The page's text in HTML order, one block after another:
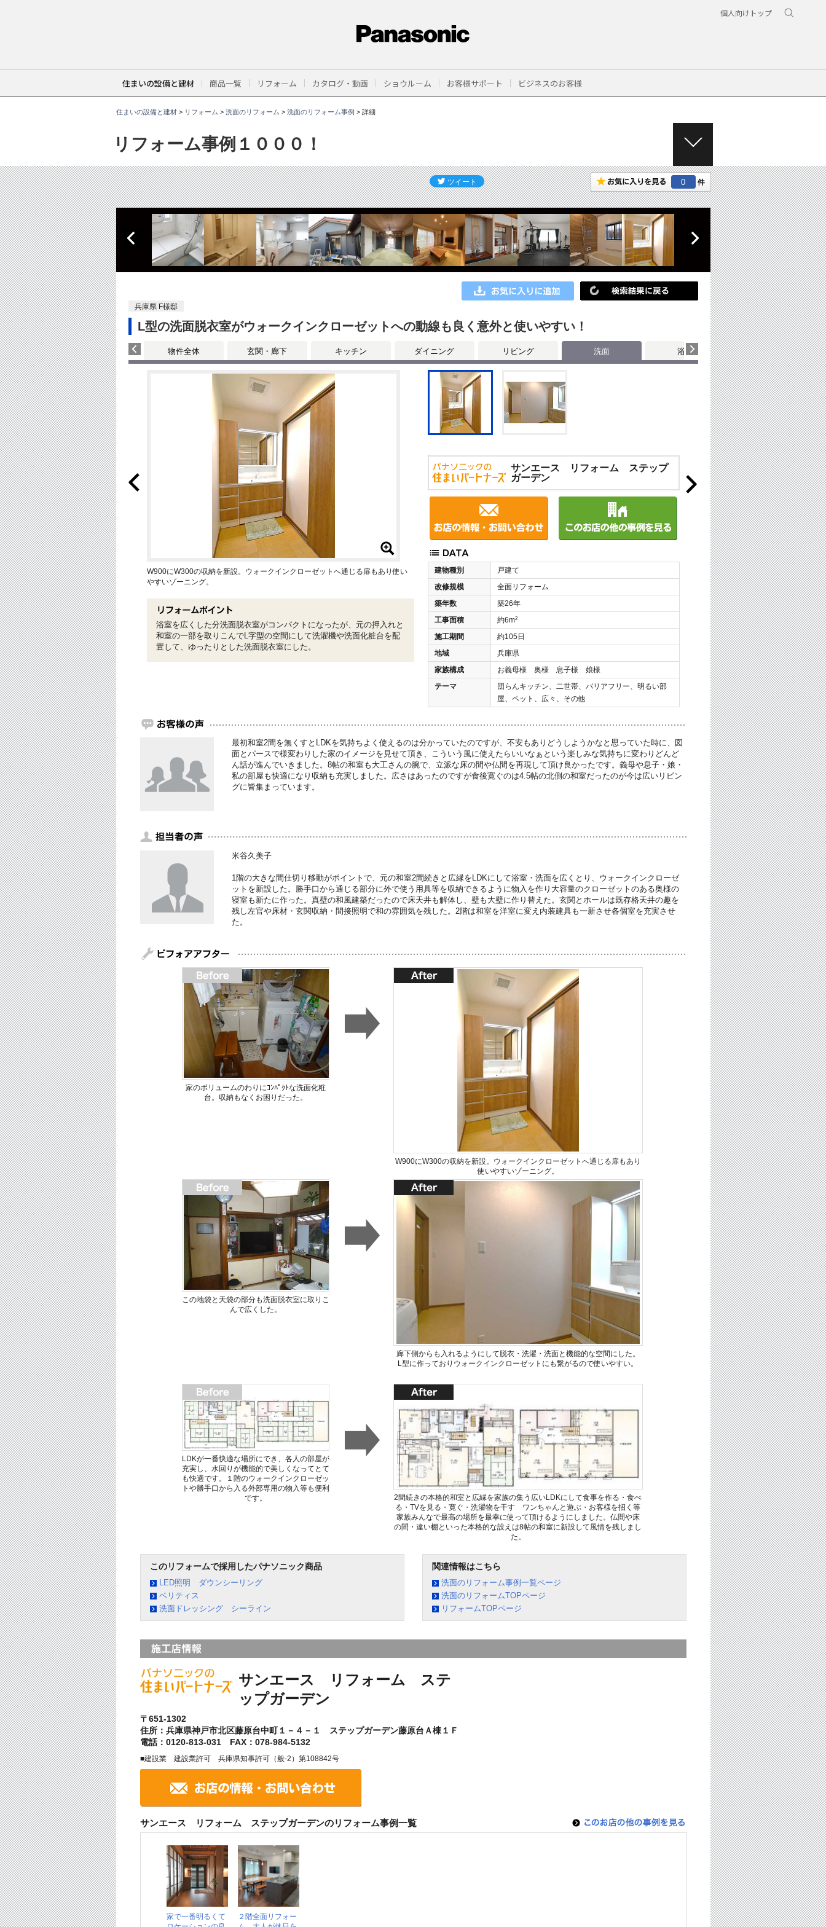
個人向けトップ
住まいの設備と建材 商品一覧 リフォーム カタログ・動画 ショウルーム お客様サポート ビジネスのお客様
住まいの設備と建材> リフォーム > 洗面のリフォーム > 洗面のリフォーム事例 > 詳細
リフォーム事例１０００！
E
N
。
0
兵庫県 F様邸
L型の洗面脱衣室がウォークインクローゼットへの動線も良く意外と使いやすい！
物件全体 玄関・廊下 キッチン ダイニング リビング 洗面 浴室 子供部屋・玄関・廊下
サンエース リフォーム ステップ
ガーデン
建物種別
戸建て
改修規模
全面リフォーム
築年数
築26年
工事面積
約6m2
施工期間
約105日
地域
兵庫県
家族構成
お義母様 奥様 息子様 娘様
テーマ
団らんキッチン、二世帯、バリアフリー、明るい部
屋、ペット、広々、その他
W900にW300の収納を新設。ウォークインクローゼットへ通じる扉もあり使い
やすいゾーニング。
浴室を広くした分洗面脱衣室がコンパクトになったが、元の押入れと
和室の一部を取りこんでL字型の空間にして洗濯機や洗面化粧台を配
置して、ゆったりとした洗面脱衣室にした。
最初和室2間を無くすとLDKを気持ちよく使えるのは分かっていたのですが、不安もありどうしようかなと思っていた時に、図
面とパースで様変わりした家のイメージを見せて頂き、こういう風に使えたらいいなぁという楽しみな気持ちに変わりどんど
ん話が進んでいきました。8帖の和室も大工さんの腕で、立派な床の間や仏間を再現して頂け良かったです。義母や息子・娘・
私の部屋も快適になり収納も充実しました。広さはあったのですが食後寛ぐのは4.5帖の北側の和室だったのが今は広いリビン
グに皆集まっています。
米谷久美子
1階の大きな間仕切り移動がポイントで、元の和室2間続きと広縁をLDKにして浴室・洗面を広くとり、ウォークインクローゼ
ットを新設した。勝手口から通じる部分に外で使う用具等を収納できるように物入を作り大容量のクローゼットのある奥様の
寝室も新たに作った。真壁の和風建築だったので床天井も解体し、壁も大壁に作り替えた。玄関とホールは既存格天井の趣を
残し左官や床材・玄関収納・間接照明で和の雰囲気を残した。2階は和室を洋室に変え内装建具も一新させ各個室を充実させ
た。
家のボリュームのわりにｺﾝﾊﾟｸﾄな洗面化粧
台。収納もなくお困りだった。
W900にW300の収納を新設。ウォークインクローゼットへ通じる扉もあり
使いやすいゾーニング。
この地袋と天袋の部分も洗面脱衣室に取りこ
んで広くした。
廊下側からも入れるようにして脱衣・洗濯・洗面と機能的な空間にした。
L型に作っておりウォークインクローゼットにも繋がるので使いやすい。
LDKが一番快適な場所にでき、各人の部屋が
充実し、水回りが機能的で美しくなってとて
も快適です。１階のウォークインクローゼッ
トや勝手口から入る外部専用の物入等も便利
です。
2間続きの本格的和室と広縁を家族の集う広いLDKにして食事を作る・食べ
る・TVを見る・寛ぐ・洗濯物を干す ワンちゃんと遊ぶ・お客様を招く等
家族みんなで最高の場所を最幸に使って頂けるようにしました。仏間や床
の間・違い棚といった本格的な設えは8帖の和室に新設して風情を残しまし
た。
このリフォームで採用したパナソニック商品
LED照明 ダウンシーリング
ベリティス
洗面ドレッシング シーライン
関連情報はこちら
洗面のリフォーム事例一覧ページ
洗面のリフォームTOPページ
リフォームTOPページ
サンエース リフォーム ステ
ップガーデン
〒651-1302
住所：兵庫県神戸市北区藤原台中町１－４－１ ステップガーデン藤原台Ａ棟１Ｆ
電話：0120-813-031 FAX：078-984-5132
■建設業 建設業許可 兵庫県知事許可（般-2）第108842号
サンエース リフォーム ステップガーデンのリフォーム事例一覧
家で一番明るくて
２階全面リフォー